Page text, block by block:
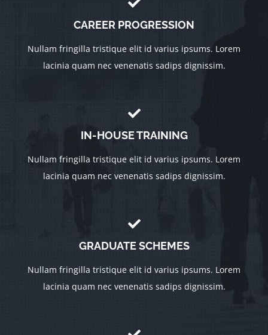
CAREER PROGRESSION
Nullam fringilla tristique elit id varius ipsums. Lorem
lacinia quam nec venenatis sadips dignissim.
IN-HOUSE TRAINING
Nullam fringilla tristique elit id varius ipsums. Lorem
lacinia quam nec venenatis sadips dignissim.
GRADUATE SCHEMES
Nullam fringilla tristique elit id varius ipsums. Lorem
lacinia quam nec venenatis sadips dignissim.